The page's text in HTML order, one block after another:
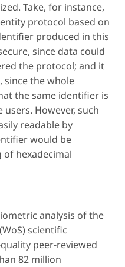
Take, for instance,
protocol based on
produced in this
since data could
the protocol; and it
since the whole
the same identifier is
However, such
readable by
would be
hexadecimal
analysis of the
scientific
peer-reviewed
82 million